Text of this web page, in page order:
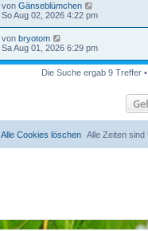
von Gänseblümchen
So Aug 02, 2026 4:22 pm
von bryotom
Sa Aug 01, 2026 6:29 pm
Die Suche ergab 9 Treffer
Alle Zeiten sind
Alle Cookies löschen